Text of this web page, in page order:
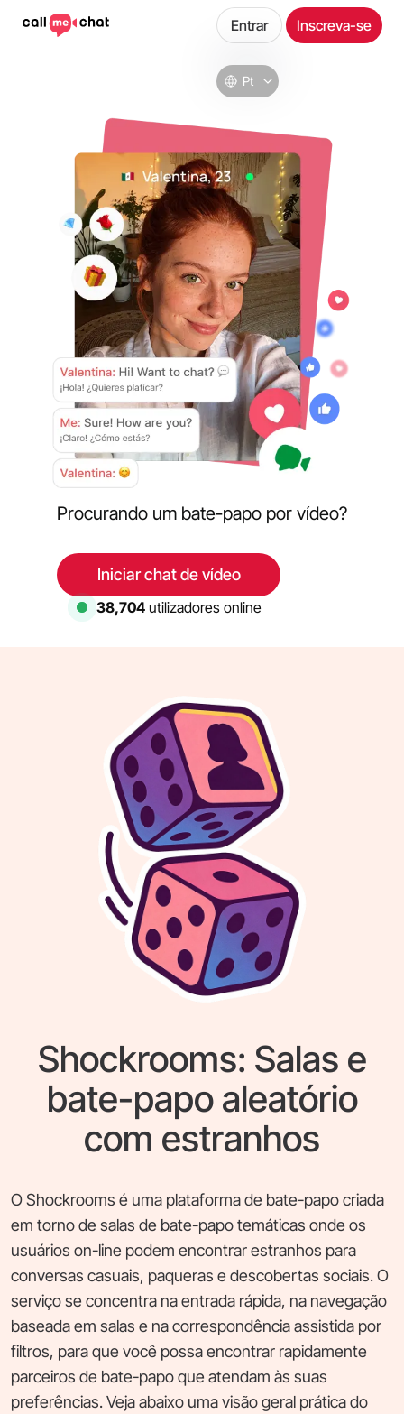
Pt
Entrar Inscreva-se
Procurando um bate-papo por vídeo?
Iniciar chat de vídeo
38,704utilizadores online
Shockrooms: Salas e
bate-papo aleatório
com estranhos
O Shockrooms é uma plataforma de bate-papo criada
em torno de salas de bate-papo temáticas onde os
usuários on-line podem encontrar estranhos para
conversas casuais, paqueras e descobertas sociais. O
serviço se concentra na entrada rápida, na navegação
baseada em salas e na correspondência assistida por
filtros, para que você possa encontrar rapidamente
parceiros de bate-papo que atendam às suas
preferências. Veja abaixo uma visão geral prática do